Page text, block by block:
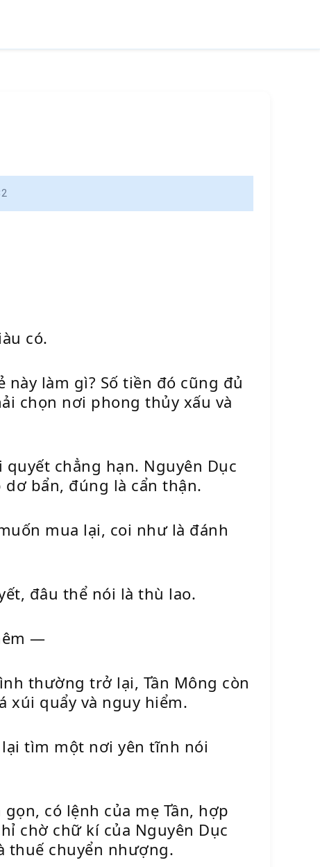
có.
làm gì? Số tiền đó cũng đủ
chọn nơi phong thủy xấu và
chẳng hạn. Nguyên Dục
bẩn, đúng là cẩn thận.
mua lại, coi như là đánh
đâu thể nói là thù lao.
—
thường trở lại, Tần Mông còn
xúi quẩy và nguy hiểm.
tìm một nơi yên tĩnh nói
có lệnh của mẹ Tần, hợp
chờ chữ kí của Nguyên Dục
thuế chuyển nhượng.